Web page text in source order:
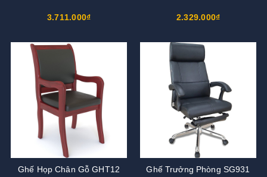
3.711.000₫ 2.329.000₫
Ghế Họp Chân Gỗ GHT12 Ghế Trưởng Phòng SG931